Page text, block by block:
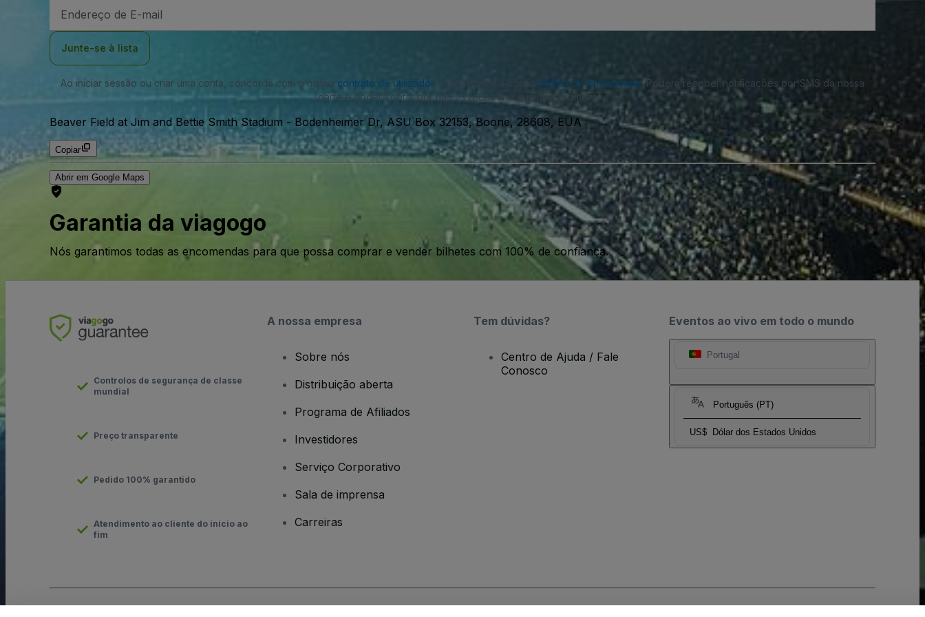
de
Junte-se à lista
Ao iniciar sessão ou criar uma conta, concorda com o nosso contrato de utilizador política de privacidade . Poderá receber notificações por SMS da nossa
parte e poderá optar por não as receber a qualquer momento.
Beaver Field at Jim and Bettie Smith Stadium - Bodenheimer Dr, ASU Box 32153, Boone, 28608, EUA
Copiar
Abrir em Google Maps
Garantia da viagogo
Nós garantimos todas as encomendas para que possa comprar e vender bilhetes com 100% de confiança.
Eventos ao vivo em todo o mundo
Portugal
Português (PT)
US$ Dólar dos Estados Unidos
Controlos de segurança de classe
mundial
Preço transparente
Pedido 100% garantido
Atendimento ao cliente do início ao
fim
A nossa empresa
Sobre nós
Distribuição aberta
Programa de Afiliados
Investidores
Serviço Corporativo
Sala de imprensa
Carreiras
Tem dúvidas?
Centro de Ajuda / Fale
Conosco